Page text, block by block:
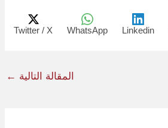
Linkedin
WhatsApp
Twitter / X
المقالة التالية ←